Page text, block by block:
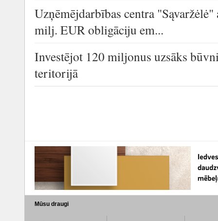
Uzņēmējdarbības centra
milj. EUR obligāciju em...
Investējot 120 miljonus uzsāks
teritorijā
Mūsu draugi